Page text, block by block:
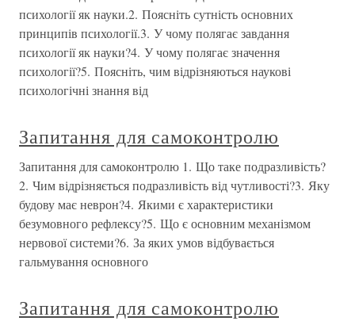
психології як науки.2. Поясніть сутність основних
принципів психології.3. У чому полягає завдання
психології як науки?4. У чому полягає значення
психології?5. Поясніть, чим відрізняються наукові
психологічні знання від
Запитання для самоконтролю
Запитання для самоконтролю 1. Що таке подразливість?
2. Чим відрізняється подразливість від чутливості?3. Яку
будову має неврон?4. Якими є характеристики
безумовного рефлексу?5. Що є основним механізмом
нервової системи?6. За яких умов відбувається
гальмування основного
Запитання для самоконтролю